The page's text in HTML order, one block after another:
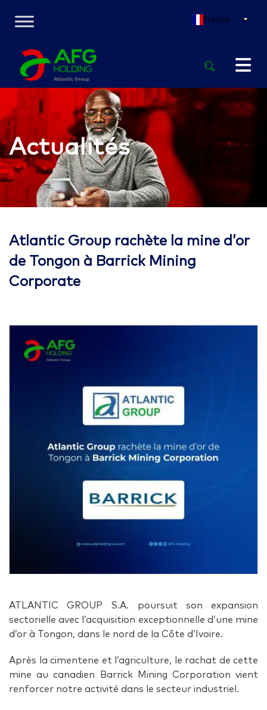
French
Actualités
Atlantic Group rachète la mine d’or
de Tongon à Barrick Mining
Corporate
ATLANTIC GROUP S.A. poursuit son expansion
sectorielle avec l’acquisition exceptionnelle d’une mine
d’or à Tongon, dans le nord de la Côte d’Ivoire.
Après la cimenterie et l’agriculture, le rachat de cette
mine au canadien Barrick Mining Corporation vient
renforcer notre activité dans le secteur industriel.